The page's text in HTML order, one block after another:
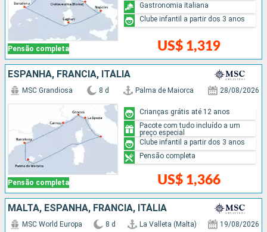
Pensão completa US$ 1,319
Gastronomia italiana
Clube infantil a partir dos 3 anos
ESPANHA, FRANCIA, ITÁLIA
Pensão completa
MSC Grandiosa 8 d Palma de Maiorca 28/08/2026
US$ 1,366
Crianças grátis até 12 anos
Pacote com tudo incluído a um
preço especial
Clube infantil a partir dos 3 anos
Pensão completa
MALTA, ESPANHA, FRANCIA, ITÁLIA
MSC World Europa 8 d La Valleta (Malta) 19/08/2026